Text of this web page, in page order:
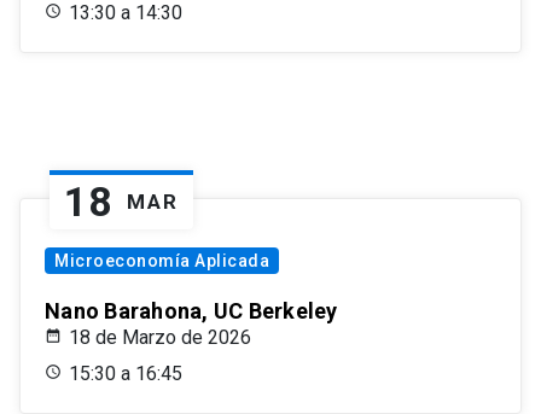
13:30 a 14:30
18 MAR
Microeconomía Aplicada
Nano Barahona, UC Berkeley
18 de Marzo de 2026
15:30 a 16:45